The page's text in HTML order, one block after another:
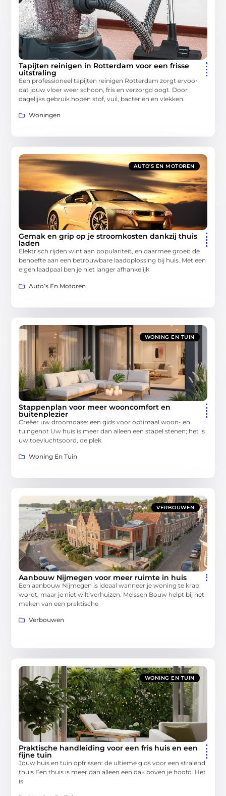
Tapijten reinigen in Rotterdam voor een frisse
uitstraling
Een professioneel tapijten reinigen Rotterdam zorgt ervoor
dat jouw vloer weer schoon, fris en verzorgd oogt. Door
dagelijks gebruik hopen stof, vuil, bacteriën en vlekken
Woningen
AUTO’S EN MOTOREN
Gemak en grip op je stroomkosten dankzij thuis
laden
Elektrisch rijden wint aan populariteit, en daarmee groeit de
behoefte aan een betrouwbare laadoplossing bij huis. Met een
eigen laadpaal ben je niet langer afhankelijk
Auto’s En Motoren
WONING EN TUIN
Stappenplan voor meer wooncomfort en
buitenplezier
Creëer uw droomoase: een gids voor optimaal woon- en
tuingenot Uw huis is meer dan alleen een stapel stenen; het is
uw toevluchtsoord, de plek
Woning En Tuin
VERBOUWEN
Aanbouw Nijmegen voor meer ruimte in huis
Een aanbouw Nijmegen is ideaal wanneer je woning te krap
wordt, maar je niet wilt verhuizen. Melssen Bouw helpt bij het
maken van een praktische
Verbouwen
WONING EN TUIN
Praktische handleiding voor een fris huis en een
fijne tuin
Jouw huis en tuin opfrissen: de ultieme gids voor een stralend
thuis Een thuis is meer dan alleen een dak boven je hoofd. Het
is